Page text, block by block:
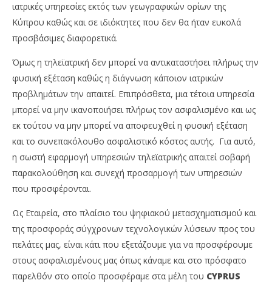
ιατρικές υπηρεσίες εκτός των γεωγραφικών ορίων της
Κύπρου καθώς και σε ιδιόκτητες που δεν θα ήταν ευκολά
προσβάσιμες διαφορετικά.
Όμως η τηλεϊατρική δεν μπορεί να αντικαταστήσει πλήρως την
φυσική εξέταση καθώς η διάγνωση κάποιον ιατρικών
προβλημάτων την απαιτεί. Επιπρόσθετα, μια τέτοια υπηρεσία
μπορεί να μην ικανοποιήσει πλήρως τον ασφαλισμένο και ως
εκ τούτου να μην μπορεί να αποφευχθεί η φυσική εξέταση
και το συνεπακόλουθο ασφαλιστικό κόστος αυτής. Για αυτό,
η σωστή εφαρμογή υπηρεσιών τηλεϊατρικής απαιτεί σοβαρή
παρακολούθηση και συνεχή προσαρμογή των υπηρεσιών
που προσφέρονται.
Ως Εταιρεία, στο πλαίσιο του ψηφιακού μετασχηματισμού και
της προσφοράς σύγχρονων τεχνολογικών λύσεων προς του
πελάτες μας, είναι κάτι που εξετάζουμε για να προσφέρουμε
στους ασφαλισμένους μας όπως κάναμε και στο πρόσφατο
παρελθόν στο οποίο προσφέραμε στα μέλη του CYPRUS